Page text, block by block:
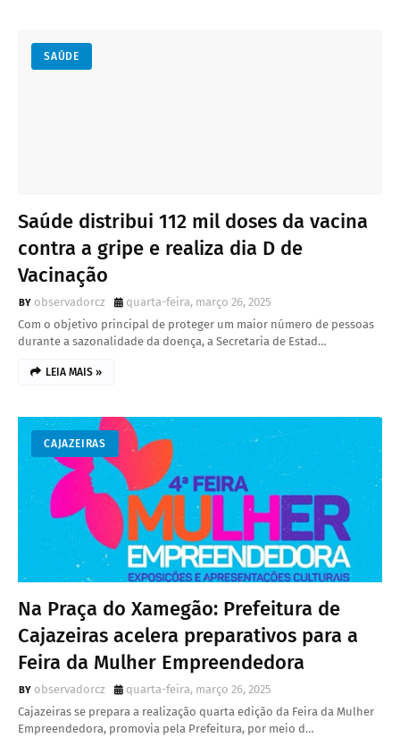
SAÚDE
Saúde distribui 112 mil doses da vacina
contra a gripe e realiza dia D de
Vacinação
observadorcz
quarta-feira, março 26, 2025
Com o objetivo principal de proteger um maior número de pessoas
durante a sazonalidade da doença, a Secretaria de Estad…
LEIA MAIS »
CAJAZEIRAS
Na Praça do Xamegão: Prefeitura de
Cajazeiras acelera preparativos para a
Feira da Mulher Empreendedora
observadorcz
quarta-feira, março 26, 2025
Cajazeiras se prepara a realização quarta edição da Feira da Mulher
Empreendedora, promovia pela Prefeitura, por meio d…